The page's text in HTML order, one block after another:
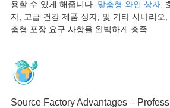
용할 수 있게 해줍니다. 맞춤형 와인 상자,
자, 고급 건강 제품 상자, 및 기타 시나리오
춤형 포장 요구 사항을 완벽하게 충족.
Source Factory Advantages –